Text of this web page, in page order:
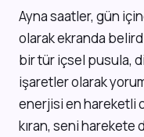
Ayna saatler, gün
olarak ekranda
bir tür içsel pusula,
işaretler olarak
enerjisi en hareketli
kıran, seni harekete